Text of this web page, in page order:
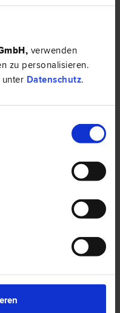
, verwenden
zu personalisieren.
unter Datenschutz.
in Mödling